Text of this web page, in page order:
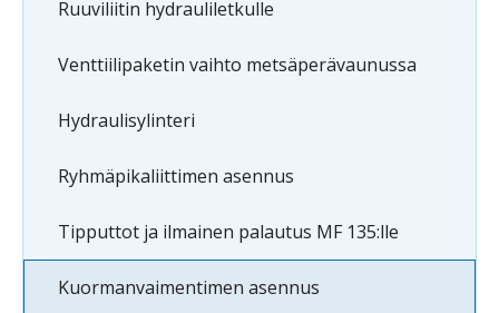
Ruuviliitin hydrauliletkulle
Venttiilipaketin vaihto metsäperävaunussa
Hydraulisylinteri
Ryhmäpikaliittimen asennus
Tipputtot ja ilmainen palautus MF 135:lle
Kuormanvaimentimen asennus